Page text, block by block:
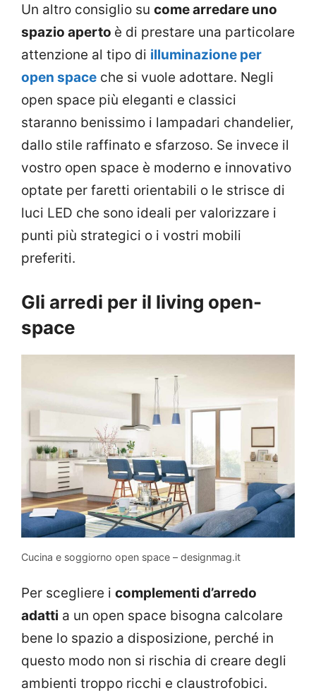
Un altro consiglio su come arredare uno
spazio aperto è di prestare una particolare
attenzione al tipo di illuminazione per
open space che si vuole adottare. Negli
open space più eleganti e classici
staranno benissimo i lampadari chandelier,
dallo stile raffinato e sfarzoso. Se invece il
vostro open space è moderno e innovativo
optate per faretti orientabili o le strisce di
luci LED che sono ideali per valorizzare i
punti più strategici o i vostri mobili
preferiti.
Gli arredi per il living open-
space
Cucina e soggiorno open space – designmag.it
Per scegliere i complementi d’arredo
adatti a un open space bisogna calcolare
bene lo spazio a disposizione, perché in
questo modo non si rischia di creare degli
ambienti troppo ricchi e claustrofobici.